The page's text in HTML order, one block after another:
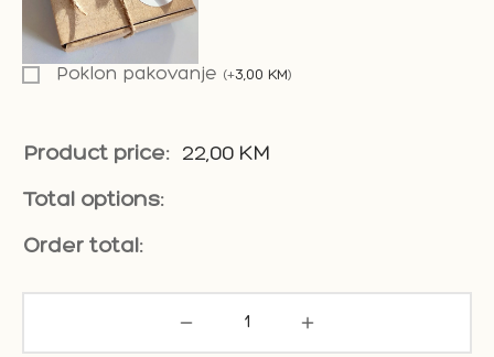
Poklon pakovanje (+3,00 KM)
Product price: 22,00 KM
Total options:
Order total: